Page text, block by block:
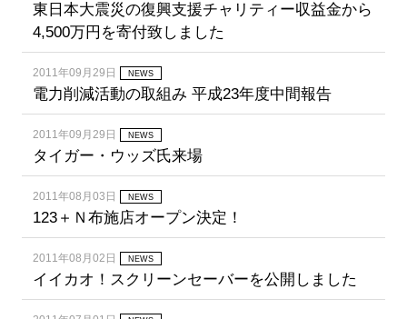
東日本大震災の復興支援チャリティー収益金から
4,500万円を寄付致しました
2011年09月29日 NEWS
電力削減活動の取組み 平成23年度中間報告
2011年09月29日 NEWS
タイガー・ウッズ氏来場
2011年08月03日 NEWS
123＋Ｎ布施店オープン決定！
2011年08月02日 NEWS
イイカオ！スクリーンセーバーを公開しました